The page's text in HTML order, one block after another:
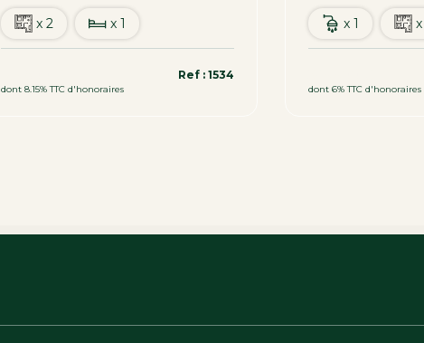
x 2 x 1
dont 8.15% TTC d'honoraires
Ref : 1534
x 1
dont 6% TTC d'honoraires